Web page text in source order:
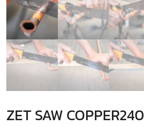
ZET SAW COPPER240